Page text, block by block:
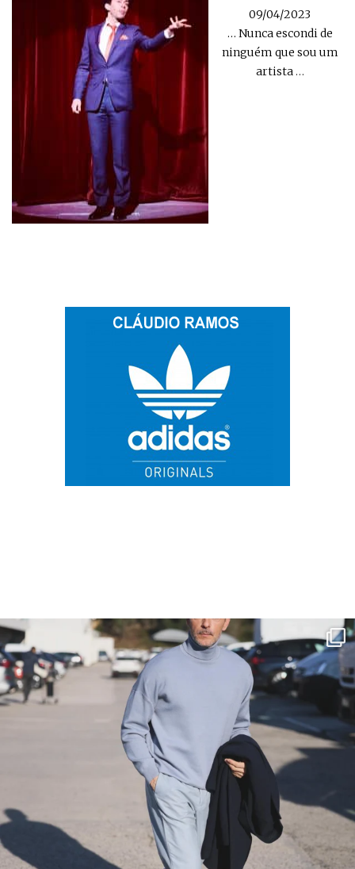
09/04/2023
… Nunca escondi de
ninguém que sou um
artista …